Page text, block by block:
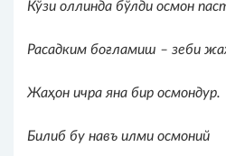
Кўзи оллинда бўлди осмон п
Расадким боғламиш – зеби
Жаҳон ичра яна бир осмондур.
Билиб бу навъ илми осмоний